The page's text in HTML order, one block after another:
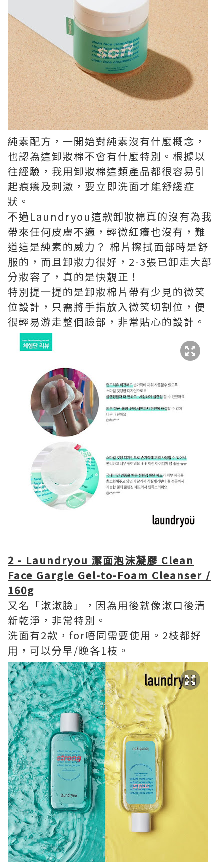
純素配方，一開始對純素沒有什麼概念，
也認為這卸妝棉不會有什麼特別。根據以
往經驗，我用卸妝棉這類產品都很容易引
起痕癢及刺激，要立即洗面才能舒緩症
狀。
不過Laundryou這款卸妝棉真的沒有為我
帶來任何皮膚不適，輕微紅癢也沒有，難
道這是純素的威力？ 棉片擦拭面部時是舒
服的，而且卸妝力很好，2-3張已卸走大部
分妝容了，真的是快靚正！
特別提一提的是卸妝棉片帶有少見的微笑
位設計，只需將手指放入微笑切割位，便
很輕易游走整個臉部，非常貼心的設計。
2 - Laundryou 潔面泡沫凝膠 Clean
Face Gargle Gel-to-Foam Cleanser /
160g
又名「漱漱臉」，因為用後就像漱口後清
新乾淨，非常特別。
洗面有2款，for唔同需要使用。2枝都好
用，可以分早/晚各1枝。